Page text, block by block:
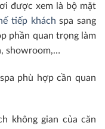
được xem là bộ mặt
tiếp khách spa sang
phần quan trọng làm
showroom,…
phù hợp cần quan
không gian của căn